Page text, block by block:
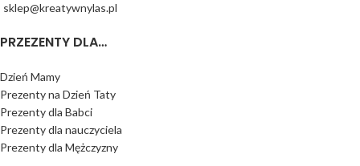
sklep@kreatywnylas.pl
PRZEZENTY DLA…
Dzień Mamy
Prezenty na Dzień Taty
Prezenty dla Babci
Prezenty dla nauczyciela
Prezenty dla Mężczyzny